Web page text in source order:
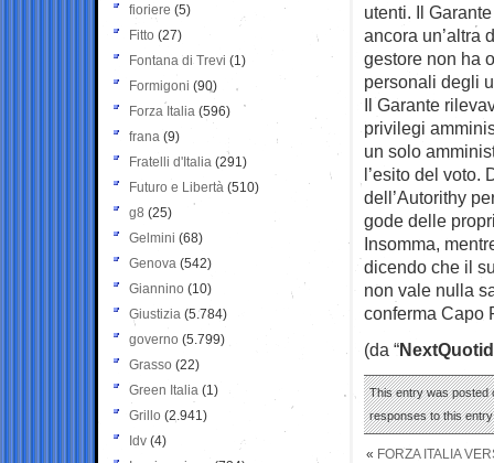
utenti. Il
ancora un’altra
gestore non ha
personali degli
Il Garante
privilegi
un solo
l’esito del voto.
dell’Autorithy
gode delle
Insomma,
dicendo che il
non vale nulla
conferma Capo
(da “
This entry was posted
responses to this
« FORZA ITALIA
fioriere (5)
Fitto (27)
Fontana di Trevi (1)
Formigoni (90)
Forza Italia (596)
frana (9)
Fratelli d'Italia (291)
Futuro e Libertà (510)
g8 (25)
Gelmini (68)
Genova (542)
Giannino (10)
Giustizia (5.784)
governo (5.799)
Grasso (22)
Green Italia (1)
Grillo (2.941)
Idv (4)